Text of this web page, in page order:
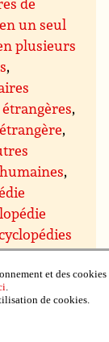
un seul
plusieurs
,
,
,
,
et
volume,
en
et des cookies
.
de cookies.